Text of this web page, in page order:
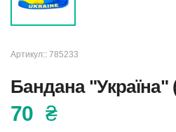
Артикул:: 785233
Бандана "Україна"
70 ₴